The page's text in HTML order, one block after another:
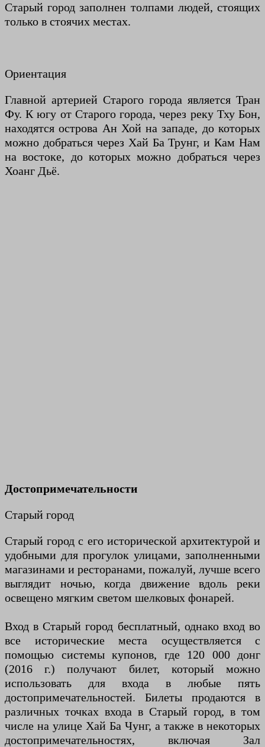
Старый город заполнен толпами людей, стоящих
только в стоячих местах.
Ориентация
Главной артерией Старого города является Тран
Фу. К югу от Старого города, через реку Тху Бон,
находятся острова Ан Хой на западе, до которых
можно добраться через Хай Ба Трунг, и Кам Нам
на востоке, до которых можно добраться через
Хоанг Дьё.
Достопримечательности
Старый город
Старый город с его исторической архитектурой и
удобными для прогулок улицами, заполненными
магазинами и ресторанами, пожалуй, лучше всего
выглядит ночью, когда движение вдоль реки
освещено мягким светом шелковых фонарей.
Вход в Старый город бесплатный, однако вход во
все исторические места осуществляется с
помощью системы купонов, где 120 000 донг
(2016 г.) получают билет, который можно
использовать для входа в любые пять
достопримечательностей. Билеты продаются в
различных точках входа в Старый город, в том
числе на улице Хай Ба Чунг, а также в некоторых
достопримечательностях, включая Зал